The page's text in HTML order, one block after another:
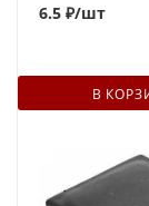
6.5 ₽/шт
В